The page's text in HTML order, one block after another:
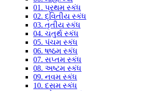
01. પ્રથમ સ્કંધ
02. દ્વિતીય સ્કંધ
03. તૃતીય સ્કંધ
04. ચતુર્થ સ્કંધ
05. પંચમ સ્કંધ
06. ષષ્ઠમ સ્કંધ
07. સપ્તમ સ્કંધ
08. અષ્ટમ સ્કંધ
09. નવમ સ્કંધ
10. દસમ સ્કંધ